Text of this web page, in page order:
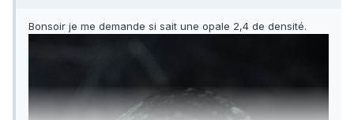
Bonsoir je me demande si sait une opale 2,4 de densité.